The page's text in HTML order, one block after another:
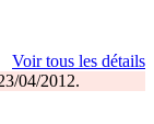
Voir tous les détails
04/2012.